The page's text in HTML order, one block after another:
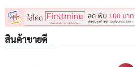
สินค้าขายดี